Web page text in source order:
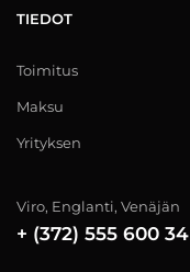
TIEDOT
Toimitus
Maksu
Yrityksen
Viro, Englanti, Venäjän
+ (372) 555 600 34